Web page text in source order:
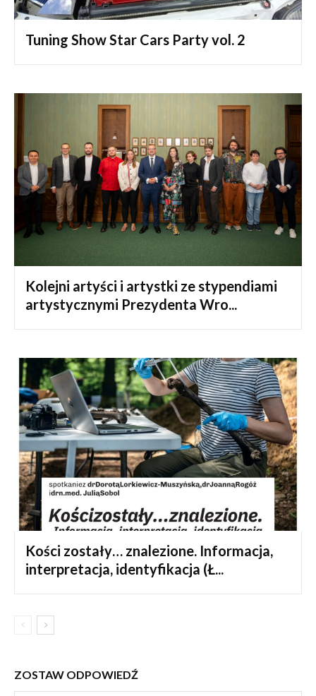
Tuning Show Star Cars Party vol. 2
Kolejni artyści i artystki ze stypendiami
artystycznymi Prezydenta Wro...
Kości zostały… znalezione. Informacja,
interpretacja, identyfikacja (Ł...
ZOSTAW ODPOWIEDŹ